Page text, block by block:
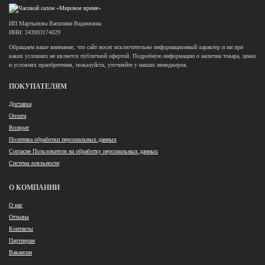
ИП Мартынова Василина Вадимовна
ИНН: 243903174029
Обращаем ваше внимание, что сайт носит исключительно информационный характер и ни при
каких условиях не является публичной офертой. Подробную информацию о наличии товара, ценах
и условиях приобретения, пожалуйста, уточняйте у наших менеджеров.
ПОКУПАТЕЛЯМ
Доставка
Оплата
Возврат
Политика обработки персональных данных
Согласие Пользователя на обработку персональных данных
Система лояльности
О КОМПАНИИ
О нас
Отзывы
Контакты
Партнерам
Вакансии